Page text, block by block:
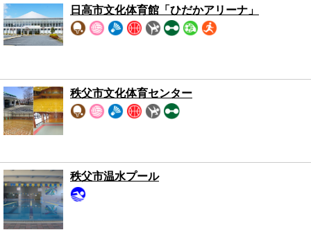
日高市文化体育館「ひだかアリーナ」
秩父市文化体育センター
秩父市温水プール